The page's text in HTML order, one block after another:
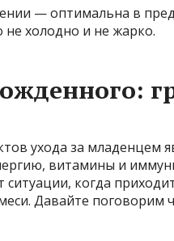
— оптимальна в
холодно и не жарко.
ухода за младенцем
витамины и
когда
Давайте поговорим